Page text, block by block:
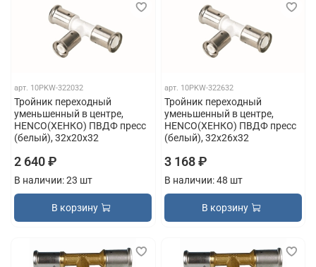
арт. 10PKW-322032
Тройник переходный
уменьшенный в центре,
HENCO(ХЕНКО) ПВДФ пресс
(белый), 32x20x32
2 640 ₽
В наличии: 23 шт
В корзину
арт. 10PKW-322632
Тройник переходный
уменьшенный в центре,
HENCO(ХЕНКО) ПВДФ пресс
(белый), 32x26x32
3 168 ₽
В наличии: 48 шт
В корзину